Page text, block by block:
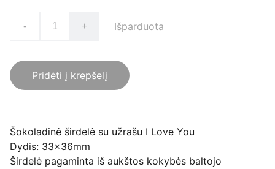
- + Išparduota
Pridėti į krepšelį
Šokoladinė širdelė su užrašu I Love You
Dydis: 33x36mm
Širdelė pagaminta iš aukštos kokybės baltojo